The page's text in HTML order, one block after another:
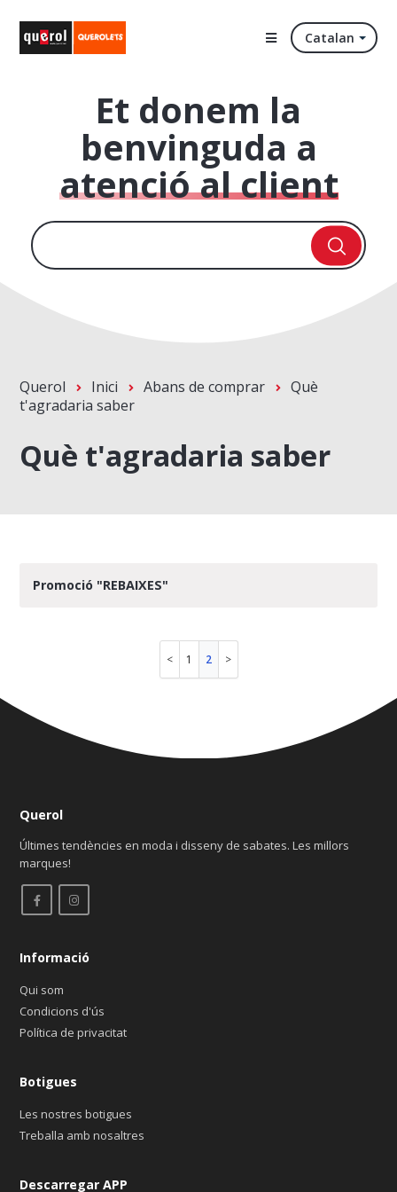
Catalan
Et donem la
benvinguda a
atenció al client
Querol Inici Abans de comprar
Què
t'agradaria saber
Què t'agradaria saber
Promoció "REBAIXES"
1 2
Querol
Últimes tendències en moda i disseny de sabates. Les millors
marques!
Informació
Qui som
Condicions d'ús
Política de privacitat
Botigues
Les nostres botigues
Treballa amb nosaltres
Descarregar APP